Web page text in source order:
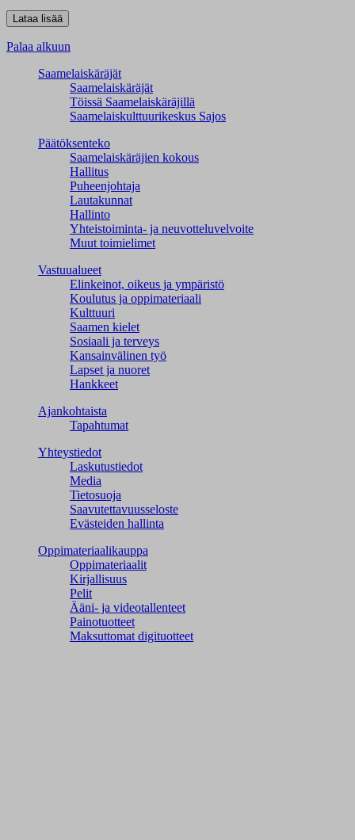
Palaa alkuun
Saamelaiskäräjät
Saamelaiskäräjät
Töissä Saamelaiskäräjillä
Saamelaiskulttuuri­keskus Sajos
Päätöksenteko
Saamelaiskäräjien kokous
Hallitus
Puheenjohtaja
Lautakunnat
Hallinto
Yhteistoiminta- ja neuvotteluvelvoite
Muut toimielimet
Vastuualueet
Elinkeinot, oikeus ja ympäristö
Koulutus ja oppimateriaali
Kulttuuri
Saamen kielet
Sosiaali ja terveys
Kansainvälinen työ
Lapset ja nuoret
Hankkeet
Ajankohtaista
Tapahtumat
Yhteystiedot
Laskutustiedot
Media
Tietosuoja
Saavutettavuusseloste
Evästeiden hallinta
Oppimateriaalikauppa
Oppimateriaalit
Kirjallisuus
Pelit
Ääni- ja videotallenteet
Painotuotteet
Maksuttomat digituotteet